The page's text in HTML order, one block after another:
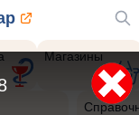
Магазины